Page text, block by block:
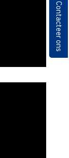
Contacteer ons